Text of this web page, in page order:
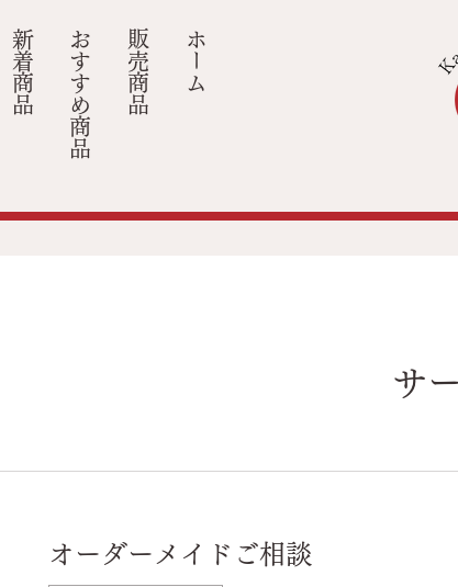
新着商品 ​おすすめ商品 ​販売商品 ホーム
サ
オーダーメイドご相談